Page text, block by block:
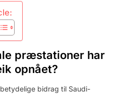
præstationer har
opnået?
bidrag til Saudi-